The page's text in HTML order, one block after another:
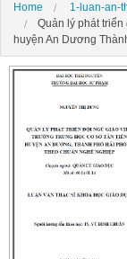
Home 1-luan-an-
Quản lý phát
huyện An Dương